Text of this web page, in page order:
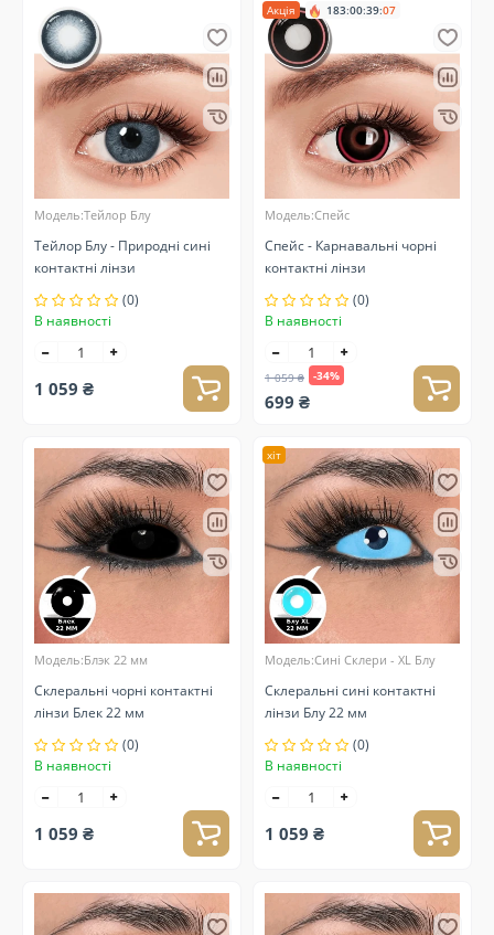
Модель:Тейлор Блу
Тейлор Блу - Природні сині
контактні лінзи
(0)
В наявності
1 059 ₴
Акція 183:00:39:07
Модель:Спейс
Спейс - Карнавальні чорні
контактні лінзи
(0)
В наявності
1 059 ₴ -34%
699 ₴
Модель:Блэк 22 мм
Склеральні чорні контактні
лінзи Блек 22 мм
(0)
В наявності
1 059 ₴
хіт
Модель:Сині Склери - XL Блу
Склеральні сині контактні
лінзи Блу 22 мм
(0)
В наявності
1 059 ₴